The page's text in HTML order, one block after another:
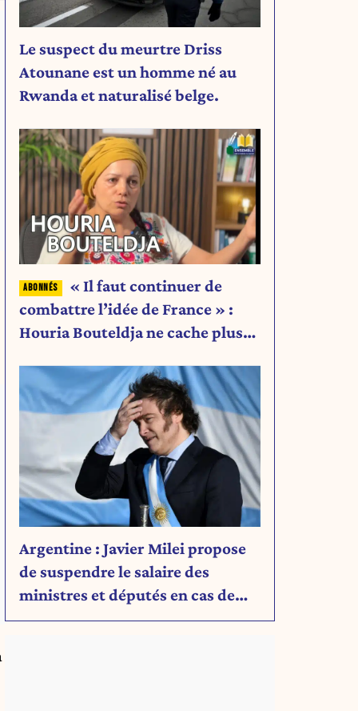
Le suspect du meurtre Driss
Atounane est un homme né au
Rwanda et naturalisé belge.
« Il faut continuer de
combattre l’idée de France » :
Houria Bouteldja ne cache plus
Argentine : Javier Milei propose
de suspendre le salaire des
ministres et députés en cas de
déficit budgétaire